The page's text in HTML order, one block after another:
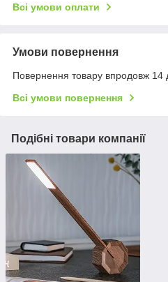
Всі умови оплати
Умови повернення
Повернення товару впродовж 14
Всі умови повернення
Подібні товари компанії